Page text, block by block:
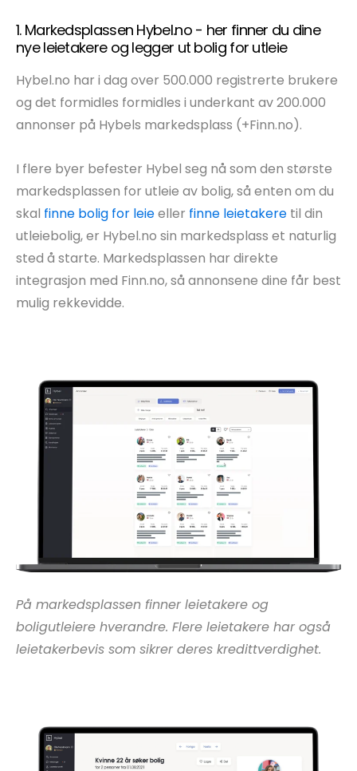
1. Markedsplassen Hybel.no - her finner du dine
nye leietakere og legger ut bolig for utleie
Hybel.no har i dag over 500.000 registrerte brukere
og det formidles formidles i underkant av 200.000
annonser på Hybels markedsplass (+Finn.no).
I flere byer befester Hybel seg nå som den største
markedsplassen for utleie av bolig, så enten om du
skal finne bolig for leieeller finne leietakere til din
utleiebolig, er Hybel.no sin markedsplass et naturlig
sted å starte. Markedsplassen har direkte
integrasjon med Finn.no, så annonsene dine får best
mulig rekkevidde.
På markedsplassen finner leietakere og
boligutleiere hverandre. Flere leietakere har også
leietakerbevis som sikrer deres kredittverdighet.